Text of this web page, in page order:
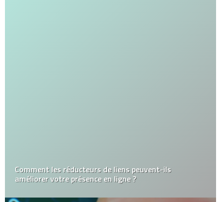
Comment les réducteurs de liens peuvent-ils
améliorer votre présence en ligne ?